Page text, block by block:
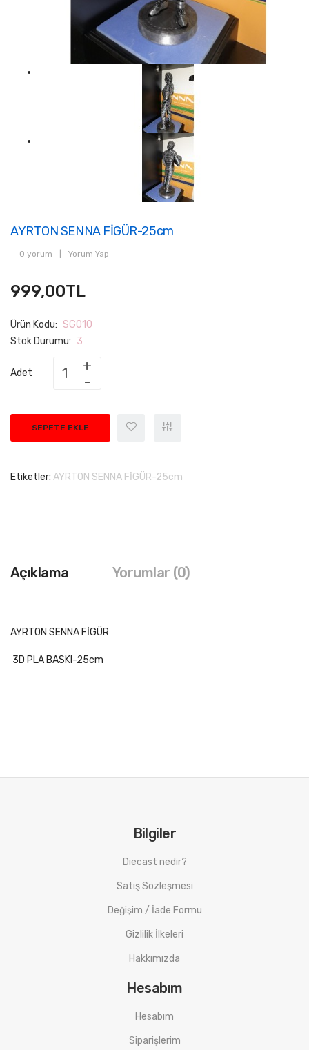
AYRTON SENNA FİGÜR-25cm
0 yorum Yorum Yap
999,00TL
Ürün Kodu: SG010
Stok Durumu: 3
Adet
SEPETE EKLE
Etiketler: AYRTON SENNA FİGÜR-25cm
Açıklama Yorumlar (0)
AYRTON SENNA FİGÜR
3D PLA BASKI-25cm
Bilgiler
Diecast nedir?
Satış Sözleşmesi
Değişim / İade Formu
Gizlilik İlkeleri
Hakkımızda
Hesabım
Hesabım
Siparişlerim